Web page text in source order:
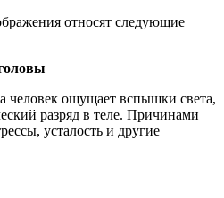
относят следующие
человек ощущает вспышки света,
разряд в теле. Причинами
усталость и другие